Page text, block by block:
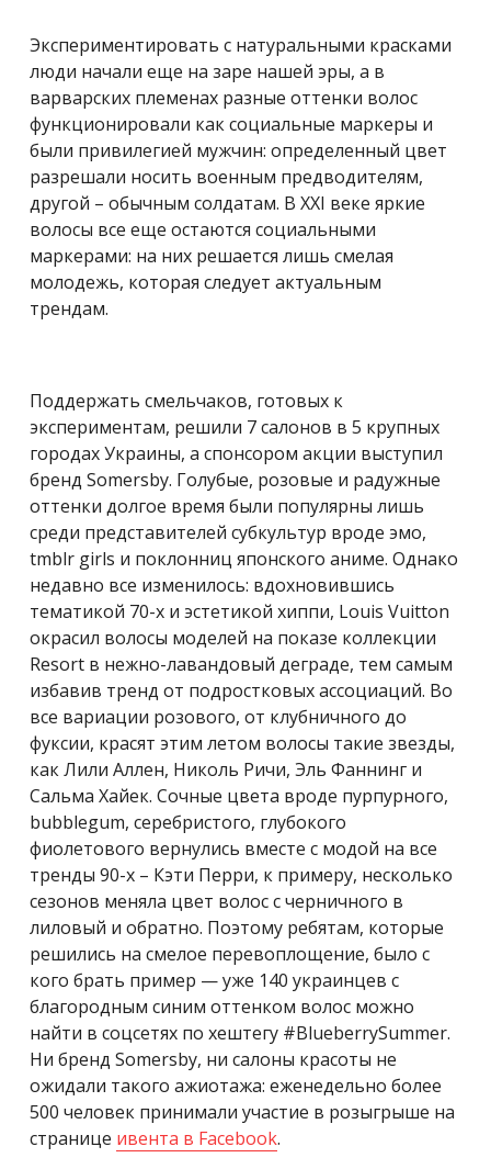
Экспериментировать с натуральными красками
люди начали еще на заре нашей эры, а в
варварских племенах разные оттенки волос
функционировали как социальные маркеры и
были привилегией мужчин: определенный цвет
разрешали носить военным предводителям,
другой – обычным солдатам. В XXI веке яркие
волосы все еще остаются социальными
маркерами: на них решается лишь смелая
молодежь, которая следует актуальным
трендам.
Поддержать смельчаков, готовых к
экспериментам, решили 7 салонов в 5 крупных
городах Украины, а спонсором акции выступил
бренд Somersby. Голубые, розовые и радужные
оттенки долгое время были популярны лишь
среди представителей субкультур вроде эмо,
tmblr girls и поклонниц японского аниме. Однако
недавно все изменилось: вдохновившись
тематикой 70-х и эстетикой хиппи, Louis Vuitton
окрасил волосы моделей на показе коллекции
Resort в нежно-лавандовый деграде, тем самым
избавив тренд от подростковых ассоциаций. Во
все вариации розового, от клубничного до
фуксии, красят этим летом волосы такие звезды,
как Лили Аллен, Николь Ричи, Эль Фаннинг и
Сальма Хайек. Сочные цвета вроде пурпурного,
bubblegum, серебристого, глубокого
фиолетового вернулись вместе с модой на все
тренды 90-х – Кэти Перри, к примеру, несколько
сезонов меняла цвет волос с черничного в
лиловый и обратно. Поэтому ребятам, которые
решились на смелое перевоплощение, было с
кого брать пример — уже 140 украинцев с
благородным синим оттенком волос можно
найти в соцсетях по хештегу #BlueberrySummer.
Ни бренд Somersby, ни салоны красоты не
ожидали такого ажиотажа: еженедельно более
500 человек принимали участие в розыгрыше на
странице ивента в Facebook.